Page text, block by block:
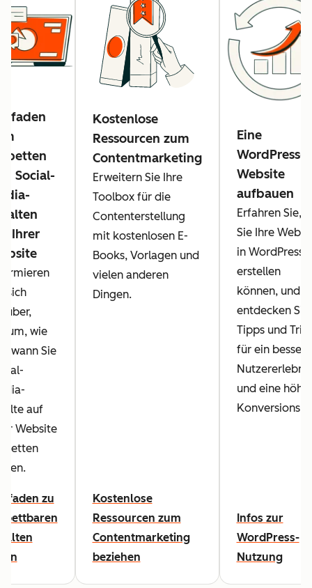
Social-
Ihrer
sich
wie
wann Sie
auf
Website
zu
Kostenlose
Ressourcen zum
Contentmarketing
Erweitern Sie Ihre
Toolbox für die
Contenterstellung
mit kostenlosen E-
Books, Vorlagen und
vielen anderen
Dingen.
Kostenlose
Ressourcen zum
Contentmarketing
beziehen
Eine
WordPress-
Website
aufbauen
Erfahren Sie,
Sie Ihre
in WordPress
erstellen
können, und
entdecken Sie
Tipps und
für ein
Nutzererlebnis
und eine
Infos zur
WordPress-
Nutzung